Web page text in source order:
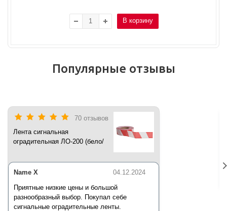
В корзину
Популярные отзывы
70 отзывов
Лента сигнальная
оградительная ЛО-200 (бело/
04.12.2024
Name X
Приятные низкие цены и большой
разнообразный выбор. Покупал себе
сигнальные оградительные ленты.